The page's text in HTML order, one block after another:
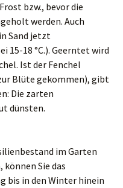
bzw., bevor die
werden. Auch
Sand jetzt
15-18 °C.). Geerntet wird
Ist der Fenchel
Blüte gekommen), gibt
Die zarten
dünsten.
im Garten
Sie das
bis in den Winter hinein